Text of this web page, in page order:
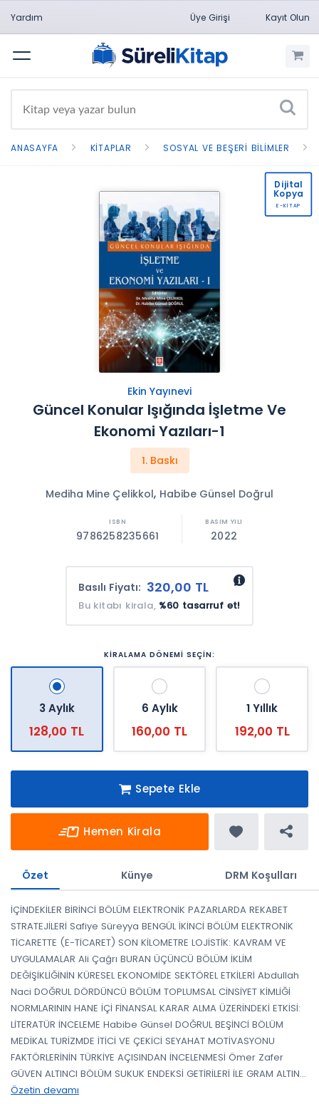
Yardım Üye Girişi Kayıt Olun
Menü
ANASAYFA KITAPLAR SOSYAL VE BEŞERI BILIMLER
Ekin Yayınevi
Güncel Konular Işığında İşletme Ve
Ekonomi Yazıları-1
1. Baskı
Mediha Mine Çelikkol, Habibe Günsel Doğrul
9786258235661 2022
Basılı Fiyatı: 320,00 TL
Bu kitabı kirala, %60 tasarruf et!
KİRALAMA DÖNEMİ SEÇİN:
3 Aylık
128,00 TL
6 Aylık
160,00 TL
1 Yıllık
192,00 TL
Sepete Ekle
Hemen Kirala
Özet Künye DRM Koşulları
İÇİNDEKİLER BİRİNCİ BÖLÜM ELEKTRONİK PAZARLARDA REKABET
STRATEJİLERİ Safiye Süreyya BENGÜL İKİNCİ BÖLÜM ELEKTRONİK
TİCARETTE (E-TİCARET) SON KİLOMETRE LOJİSTİK: KAVRAM VE
UYGULAMALAR Ali Çağrı BURAN ÜÇÜNCÜ BÖLÜM İKLİM
DEĞİŞİKLİĞİNİN KÜRESEL EKONOMİDE SEKTÖREL ETKİLERİ Abdullah
Naci DOĞRUL DÖRDÜNCÜ BÖLÜM TOPLUMSAL CİNSİYET KİMLİĞİ
NORMLARININ HANE İÇİ FİNANSAL KARAR ALMA ÜZERİNDEKİ ETKİSİ:
LİTERATÜR İNCELEME Habibe Günsel DOĞRUL BEŞİNCİ BÖLÜM
MEDİKAL TURİZMDE İTİCİ VE ÇEKİCİ SEYAHAT MOTİVASYONU
FAKTÖRLERİNİN TÜRKİYE AÇISINDAN İNCELENMESİ Ömer Zafer
GÜVEN ALTINCI BÖLÜM SUKUK ENDEKSİ GETİRİLERİ İLE GRAM ALTIN...
Özetin devamı
Dijital
Kopya
E-KİTAP